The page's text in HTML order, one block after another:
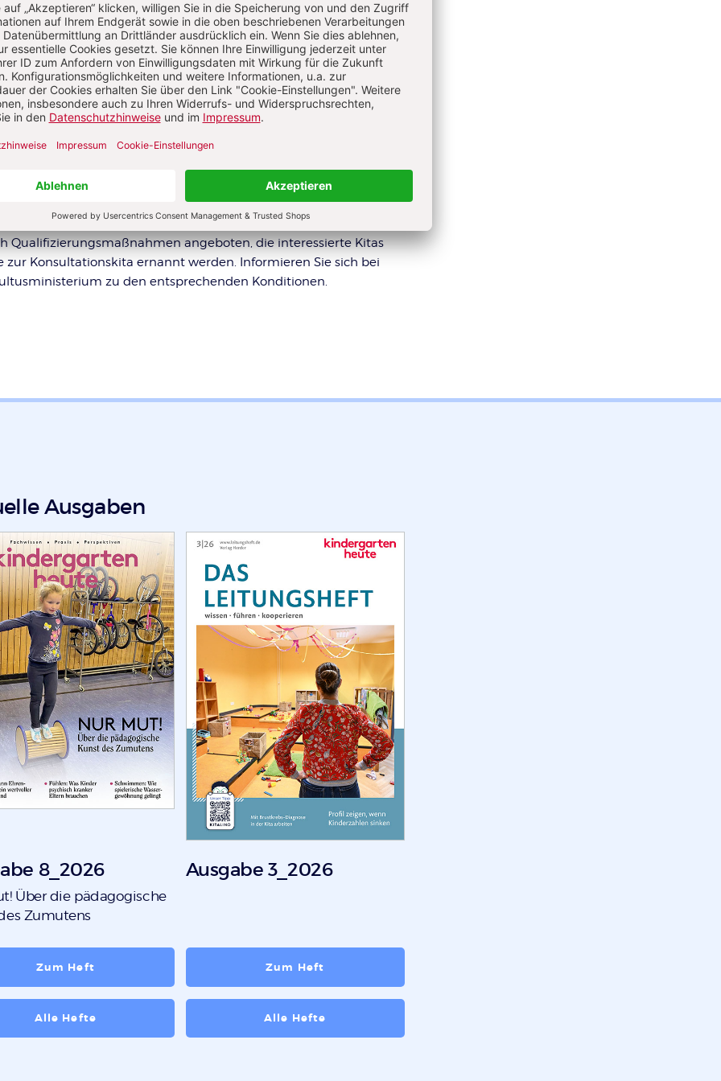
Kita zur Konsultationskita?
hierzu einer Ernennung des jeweiligen Kultusministeriums. Das
läuft jedoch je nach Bundesland unterschiedlich ab.
Qualifizierungsmaßnahmen angeboten, die interessierte Kitas
zur Konsultationskita ernannt werden. Informieren Sie sich bei
zu den entsprechenden Konditionen.
Ausgaben
8_2026
Über die pädagogische
Zumutens
Zum Heft
Alle Hefte
Ausgabe 3_2026
Zum Heft
Alle Hefte